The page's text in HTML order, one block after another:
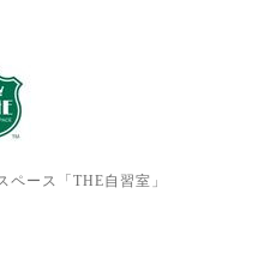
ペース「THE自習室」